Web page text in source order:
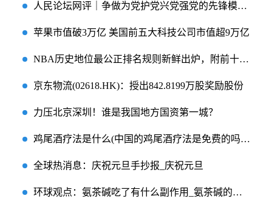
人民论坛网评｜争做为党护党兴党强党的先锋模范_每日快讯
苹果市值破3万亿 美国前五大科技公司市值超9万亿
NBA历史地位最公正排名规则新鲜出炉，附前十大巨星历史地位排名
京东物流(02618.HK)：授出842.8199万股奖励股份
力压北京深圳！谁是我国地方国资第一城？
鸡尾酒疗法是什么(中国的鸡尾酒疗法是免费的吗)_当前热议
全球热消息：庆祝元旦手抄报_庆祝元旦
环球观点：氨茶碱吃了有什么副作用_氨茶碱的作用 吃氨茶碱的禁忌有哪些